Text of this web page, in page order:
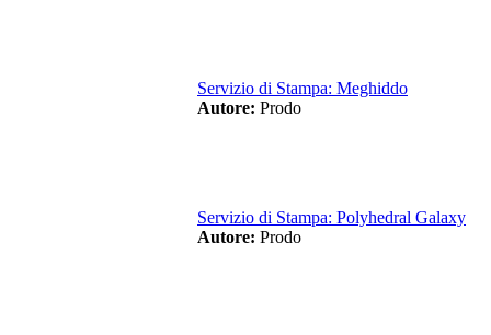
Servizio di Stampa: Meghiddo
Autore: Prodo
Servizio di Stampa: Polyhedral Galaxy
Autore: Prodo